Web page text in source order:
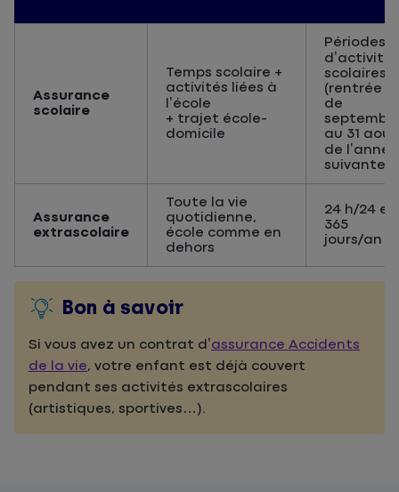
Assurance
scolaire
Temps scolaire +
activités liées à
l’école
+ trajet école-
domicile
Périodes
d’activités
scolaires
(rentrée
de
au 31 août
de l’année
suivante)
Assurance
extrascolaire
Toute la vie
quotidienne,
école comme en
dehors
24 h/24 et
365
jours/an
Bon à savoir
Si vous avez un contrat d’assurance Accidents
de la vie, votre enfant est déjà couvert
pendant ses activités extrascolaires
(artistiques, sportives…).